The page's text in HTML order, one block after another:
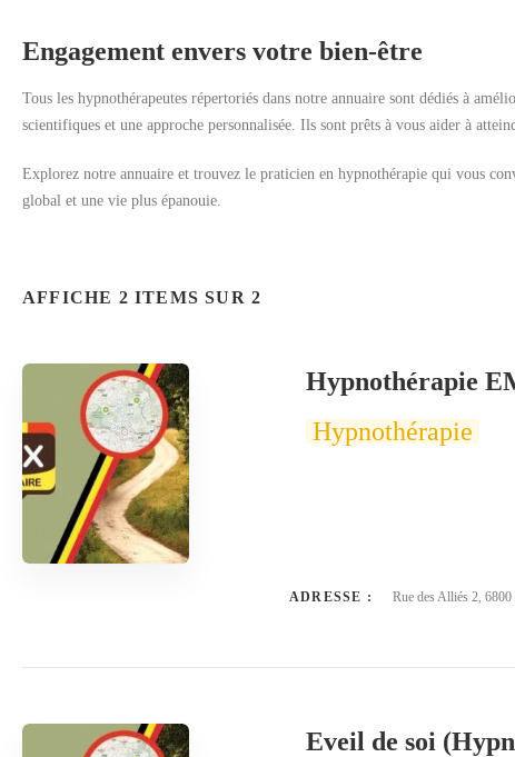
Engagement envers votre bien-être
Tous les hypnothérapeutes répertoriés dans notre annuaire sont dédiés à
scientifiques et une approche personnalisée. Ils sont prêts à vous aider à
Explorez notre annuaire et trouvez le praticien en hypnothérapie qui vous
global et une vie plus épanouie.
AFFICHE 2 ITEMS SUR 2
Hypnothérapie
Hypnothérapie
ADRESSE : Rue des Alliés 2,
Eveil de soi